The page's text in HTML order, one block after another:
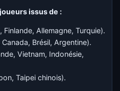
issus de :
Finlande, Allemagne, Turquie).
Brésil, Argentine).
Vietnam, Indonésie,
Taipei chinois).